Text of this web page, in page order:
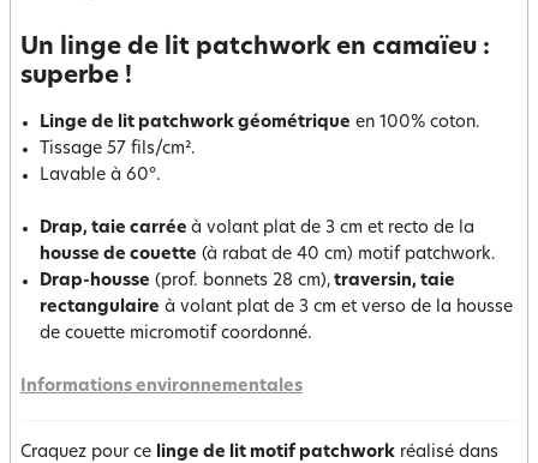
Un linge de lit patchwork en camaïeu :
superbe !
Linge de lit patchwork géométrique en 100% coton.
Tissage 57 fils/cm².
Lavable à 60°.
Drap, taie carrée à volant plat de 3 cm et recto de la
housse de couette (à rabat de 40 cm) motif patchwork.
Drap-housse (prof. bonnets 28 cm), traversin, taie
rectangulaire à volant plat de 3 cm et verso de la housse
de couette micromotif coordonné.
Informations environnementales
Craquez pour ce linge de lit motif patchwork réalisé dans